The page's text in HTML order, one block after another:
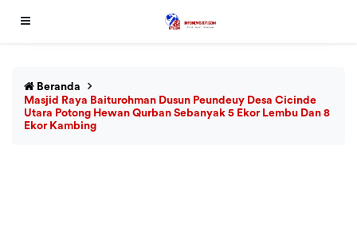
Beranda
Masjid Raya Baiturohman Dusun Peundeuy Desa Cicinde
Utara Potong Hewan Qurban Sebanyak 5 Ekor Lembu Dan 8
Ekor Kambing